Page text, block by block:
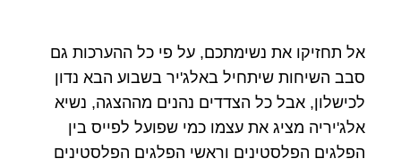
אל תחזיקו את נשימתכם, על פי כל ההערכות גם
סבב השיחות שיתחיל באלג'יר בשבוע הבא נדון
לכישלון, אבל כל הצדדים נהנים מההצגה, נשיא
אלג'יריה מציג את עצמו כמי שפועל לפייס בין
הפלגים הפלסטינים וראשי הפלגים הפלסטינים